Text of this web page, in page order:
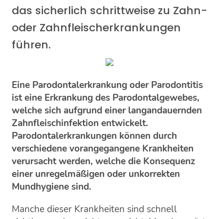
das sicherlich schrittweise zu Zahn-
oder Zahnfleischerkrankungen
führen.
Eine Parodontalerkrankung oder Parodontitis
ist eine Erkrankung des Parodontalgewebes,
welche sich aufgrund einer langandauernden
Zahnfleischinfektion entwickelt.
Parodontalerkrankungen können durch
verschiedene vorangegangene Krankheiten
verursacht werden, welche die Konsequenz
einer unregelmäßigen oder unkorrekten
Mundhygiene sind.
Manche dieser Krankheiten sind schnell